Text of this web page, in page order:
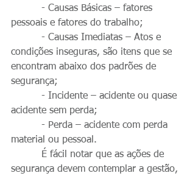
pessoais e fatores do trabalho;
condições inseguras, são itens que se
encontram abaixo dos padrões de
segurança;
acidente sem perda;
material ou pessoal.
segurança devem contemplar a gestão,